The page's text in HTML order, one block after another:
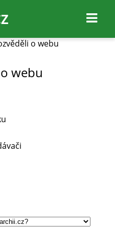
o webu
webu